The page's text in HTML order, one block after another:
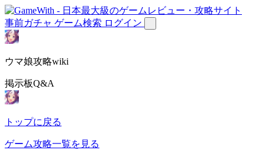
事前ガチャ ゲーム検索 ログイン
ウマ娘攻略wiki
掲示板Q&A
トップに戻る
ゲーム攻略一覧を見る